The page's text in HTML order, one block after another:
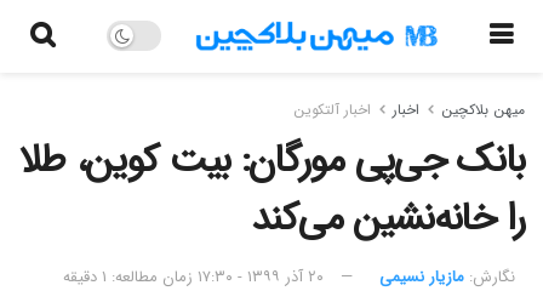
میهن بلاکچین اخبار اخبار آلتکوین
بانک جی‌پی مورگان: بیت کوین، طلا
را خانه‌نشین می‌کند
نگارش:‌ مازیار نسیمی ۲۰ آذر ۱۳۹۹ - ۱۷:۳۰ زمان مطالعه: ۱ دقیقه